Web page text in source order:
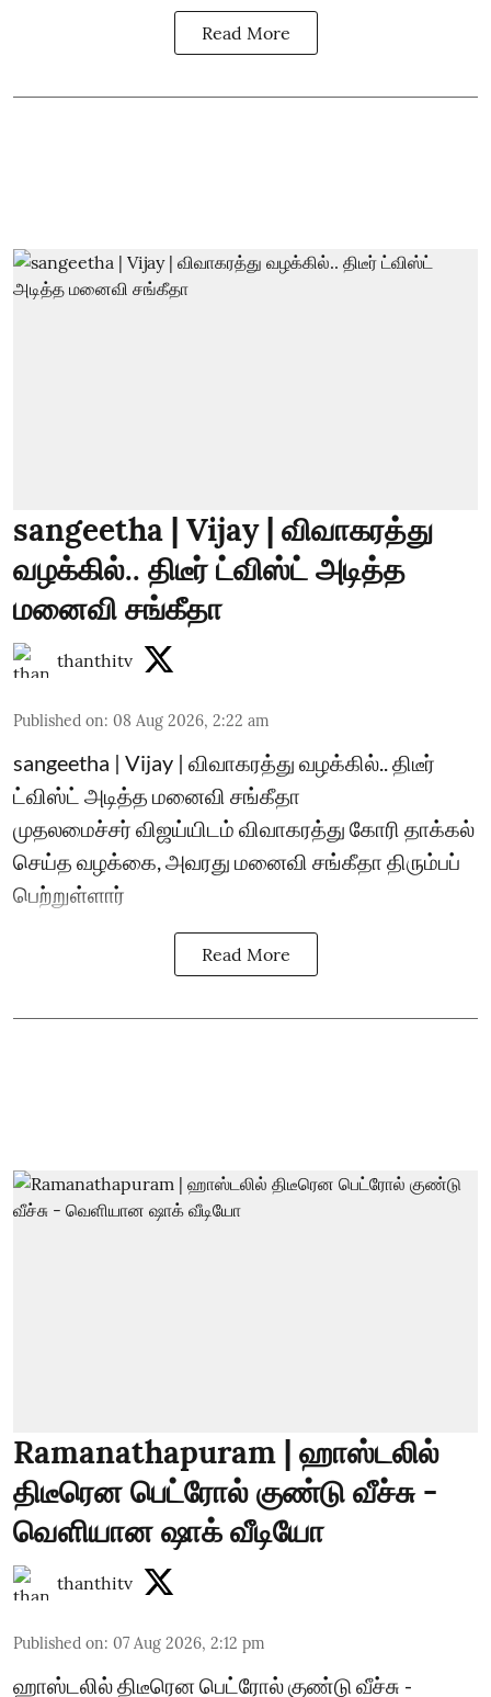
Read More
sangeetha | Vijay | விவாகரத்து
வழக்கில்.. திடீர் ட்விஸ்ட் அடித்த
மனைவி சங்கீதா
thanthitv
Published on: 08 Aug 2026, 2:22 am
sangeetha | Vijay | விவாகரத்து வழக்கில்.. திடீர்
ட்விஸ்ட் அடித்த மனைவி சங்கீதா
முதலமைச்சர் விஜய்யிடம் விவாகரத்து கோரி தாக்கல்
செய்த வழக்கை, அவரது மனைவி சங்கீதா திரும்பப்
பெற்றுள்ளார்
Read More
Ramanathapuram | ஹாஸ்டலில்
திடீரென பெட்ரோல் குண்டு வீச்சு -
வெளியான ஷாக் வீடியோ
thanthitv
Published on: 07 Aug 2026, 2:12 pm
ஹாஸ்டலில் திடீரென பெட்ரோல் குண்டு வீச்சு -